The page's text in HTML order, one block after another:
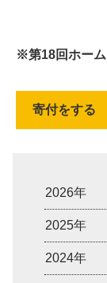
※第18回ホー
寄付をする
2026年
2025年
2024年